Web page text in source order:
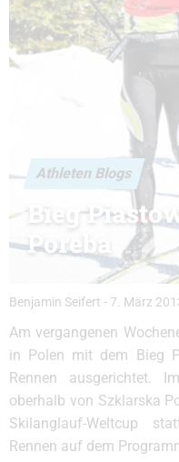
Athleten Blogs
Bieg
Poreba
Benjamin Seifert - 7. März
Am vergangenen
in Polen mit dem Bieg
Rennen ausgerichtet.
oberhalb von Szklarska
Skilanglauf-Weltcup
Rennen auf dem